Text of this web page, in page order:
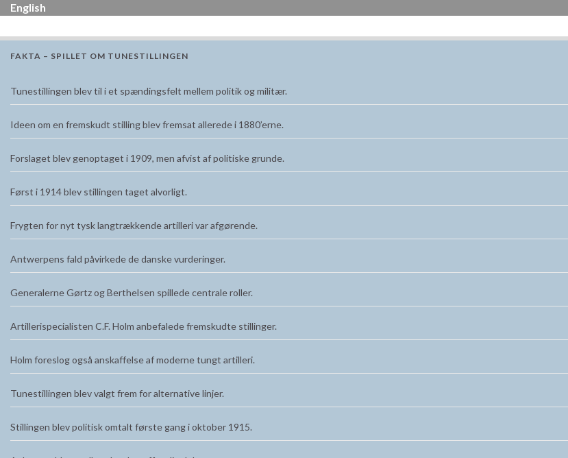
English
FAKTA – SPILLET OM TUNESTILLINGEN
Tunestillingen blev til i et spændingsfelt mellem politik og militær.
Ideen om en fremskudt stilling blev fremsat allerede i 1880’erne.
Forslaget blev genoptaget i 1909, men afvist af politiske grunde.
Først i 1914 blev stillingen taget alvorligt.
Frygten for nyt tysk langtrækkende artilleri var afgørende.
Antwerpens fald påvirkede de danske vurderinger.
Generalerne Gørtz og Berthelsen spillede centrale roller.
Artillerispecialisten C.F. Holm anbefalede fremskudte stillinger.
Holm foreslog også anskaffelse af moderne tungt artilleri.
Tunestillingen blev valgt frem for alternative linjer.
Stillingen blev politisk omtalt første gang i oktober 1915.